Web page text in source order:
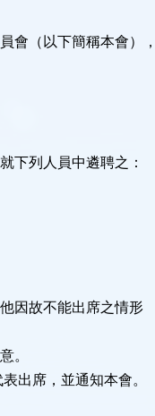
會（以下簡稱本會），
下列人員中遴聘之：
因故不能出席之情形
。
出席，並通知本會。